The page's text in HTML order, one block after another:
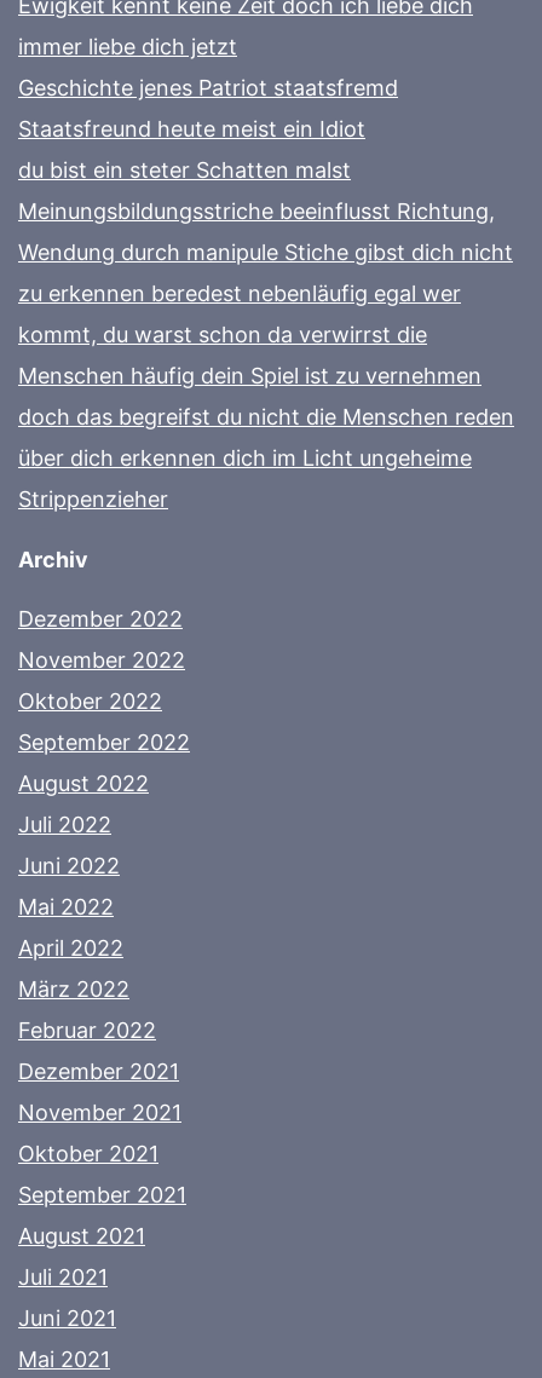
Ewigkeit kennt keine Zeit doch ich liebe dich
immer liebe dich jetzt
Geschichte jenes Patriot staatsfremd
Staatsfreund heute meist ein Idiot
du bist ein steter Schatten malst
Meinungsbildungsstriche beeinflusst Richtung,
Wendung durch manipule Stiche gibst dich nicht
zu erkennen beredest nebenläufig egal wer
kommt, du warst schon da verwirrst die
Menschen häufig dein Spiel ist zu vernehmen
doch das begreifst du nicht die Menschen reden
über dich erkennen dich im Licht ungeheime
Strippenzieher
Archiv
Dezember 2022
November 2022
Oktober 2022
September 2022
August 2022
Juli 2022
Juni 2022
Mai 2022
April 2022
März 2022
Februar 2022
Dezember 2021
November 2021
Oktober 2021
September 2021
August 2021
Juli 2021
Juni 2021
Mai 2021